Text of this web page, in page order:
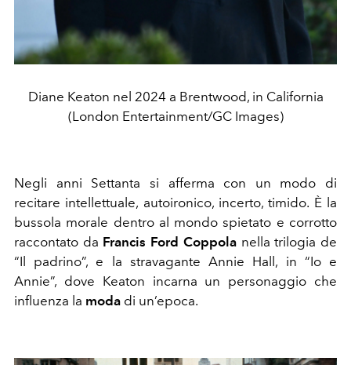
Diane Keaton nel 2024 a Brentwood, in California
(London Entertainment/GC Images)
Negli anni Settanta si afferma con un modo di
recitare intellettuale, autoironico, incerto, timido. È la
bussola morale dentro al mondo spietato e corrotto
raccontato da Francis Ford Coppolanella trilogia de
“Il padrino”, e la stravagante Annie Hall, in “Io e
Annie”, dove Keaton incarna un personaggio che
influenza la moda di un’epoca.